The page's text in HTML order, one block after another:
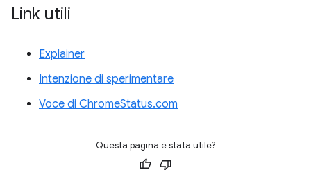
Link utili
Explainer
Intenzione di sperimentare
Voce di ChromeStatus.com
Questa pagina è stata utile?